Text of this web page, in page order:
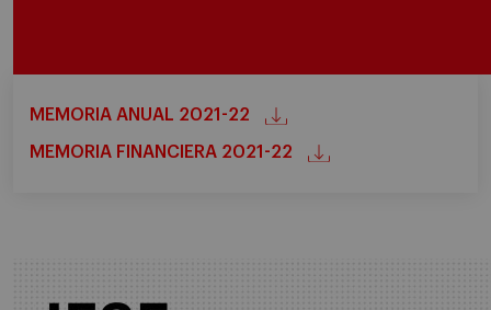
MEMORIA ANUAL 2021-22
MEMORIA FINANCIERA 2021-22